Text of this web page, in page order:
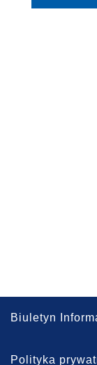
Biuletyn
Polityka